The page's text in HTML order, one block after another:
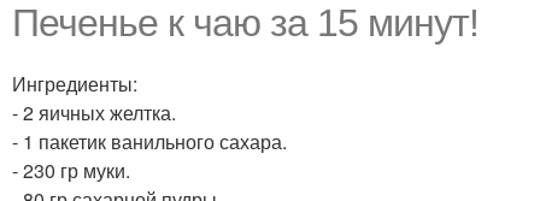
Печенье к чаю за 15 минут!
Ингредиенты:
- 2 яичных желтка.
- 1 пакетик ванильного сахара.
- 230 гр муки.